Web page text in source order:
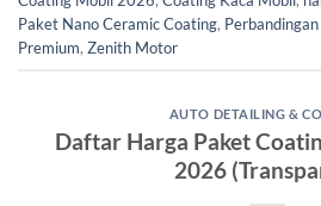
Paket Nano Ceramic Coating,
Premium, Zenith Motor
AUTO DETAILING &
Daftar Harga Paket
2026